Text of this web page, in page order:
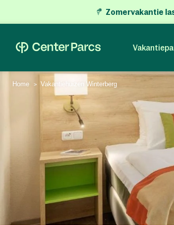
Zomervakantie
Home Vakantiehuizen Winterberg